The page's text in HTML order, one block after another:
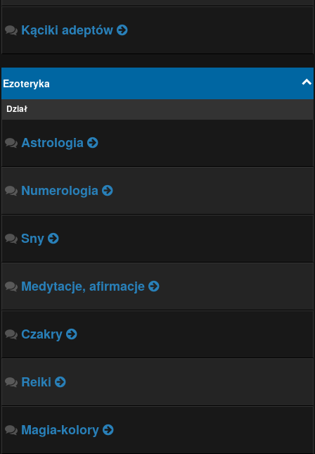
Kąciki adeptów
Ezoteryka
Dział
Astrologia
Numerologia
Sny
Medytacje, afirmacje
Czakry
Reiki
Magia-kolory